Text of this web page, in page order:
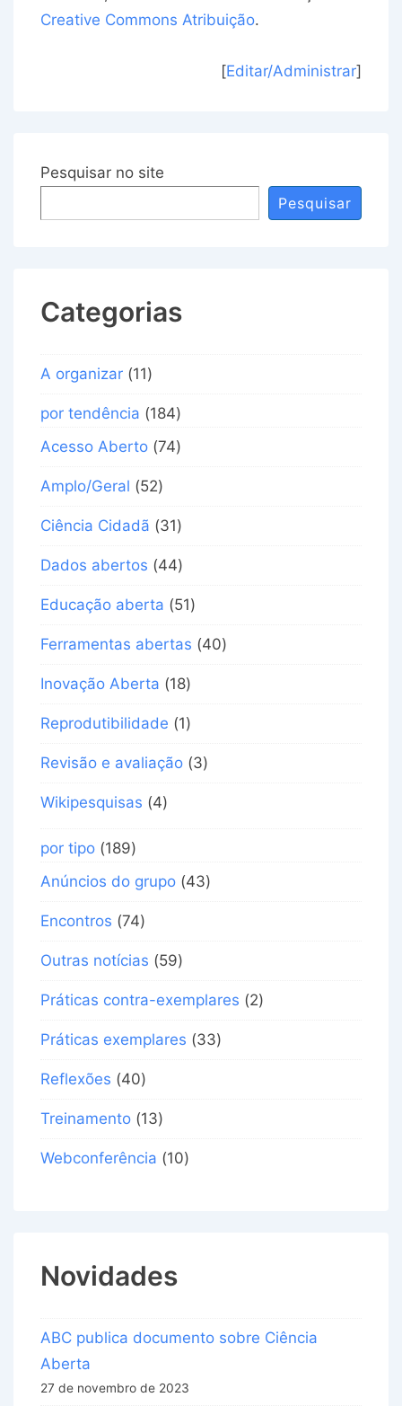
Creative Commons Atribuição.
[Editar/Administrar]
Pesquisar no site
Pesquisar
Categorias
A organizar (11)
por tendência (184)
Acesso Aberto (74)
Amplo/Geral (52)
Ciência Cidadã (31)
Dados abertos (44)
Educação aberta (51)
Ferramentas abertas (40)
Inovação Aberta (18)
Reprodutibilidade (1)
Revisão e avaliação (3)
Wikipesquisas (4)
por tipo (189)
Anúncios do grupo (43)
Encontros (74)
Outras notícias (59)
Práticas contra-exemplares (2)
Práticas exemplares (33)
Reflexões (40)
Treinamento (13)
Webconferência (10)
Novidades
ABC publica documento sobre Ciência
Aberta
27 de novembro de 2023